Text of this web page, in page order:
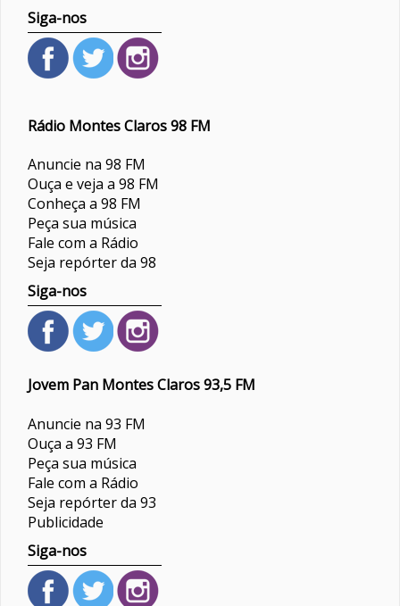
Siga-nos
Rádio Montes Claros 98 FM
Anuncie na 98 FM
Ouça e veja a 98 FM
Conheça a 98 FM
Peça sua música
Fale com a Rádio
Seja repórter da 98
Siga-nos
Jovem Pan Montes Claros 93,5 FM
Anuncie na 93 FM
Ouça a 93 FM
Peça sua música
Fale com a Rádio
Seja repórter da 93
Publicidade
Siga-nos